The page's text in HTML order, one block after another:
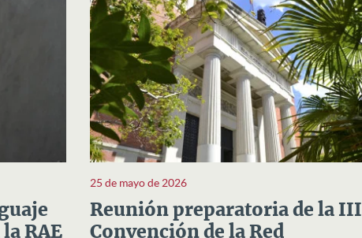
RAE
25 de mayo de 2026
Reunión preparatoria de la III
Convención de la Red